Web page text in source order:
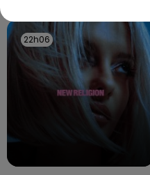
22h06
22h06